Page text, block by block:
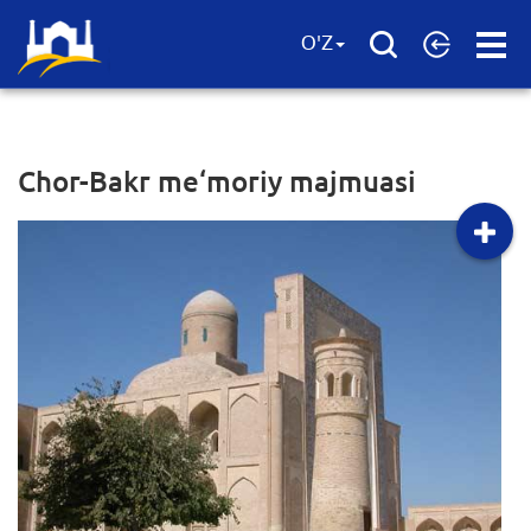
Open
O'Z
Chor-Bakr me‘moriy majmuasi